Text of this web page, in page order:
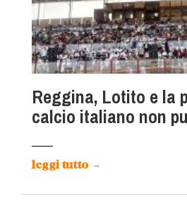
Reggina, Lotito e la
calcio italiano non
leggi tutto →